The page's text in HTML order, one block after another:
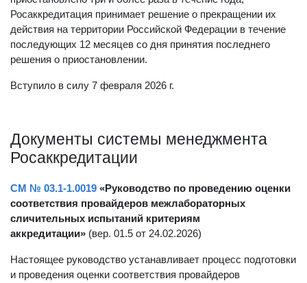
Росаккредитация принимает решение о прекращении их
действия на территории Российской Федерации в течение
последующих 12 месяцев со дня принятия последнего
решения о приостановлении.
Вступило в силу 7 февраля 2026 г.
Документы системы менеджмента
Росаккредитации
СМ № 03.1-1.0019 «Руководство по проведению оценки
соответствия провайдеров межлабораторных
сличительных испытаний критериям
аккредитации» (вер. 01.5 от 24.02.2026)
Настоящее руководство устанавливает процесс подготовки
и проведения оценки соответствия провайдеров